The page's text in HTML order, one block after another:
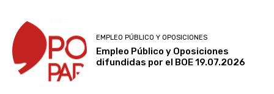
EMPLEO PÚBLICO Y OPOSICIONES
Empleo Público y Oposiciones
difundidas por el BOE 19.07.2026